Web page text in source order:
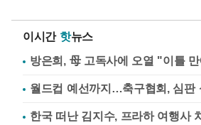
이시간 핫뉴스
방은희, 母 고독사에 오열 "이틀
월드컵 예선까지…축구협회, 심판
한국 떠난 김지수, 프라하 여행사